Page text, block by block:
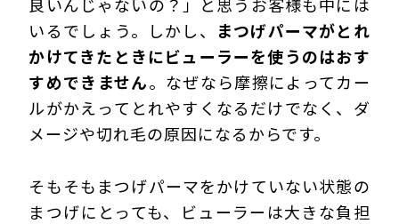
いるでしょう。しかし、
まつげパーマがとれ
かけてきたときにビューラーを使うのはおす
すめできません。なぜなら摩擦によってカー
ルがかえってとれやすくなるだけでなく、ダ
メージや切れ毛の原因になるからです。
そもそもまつげパーマをかけていない状態の
まつげにとっても、ビューラーは大きな負担